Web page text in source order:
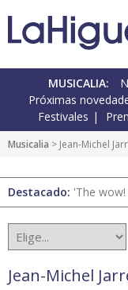
MUSICALIA:
Próximas
Festivales
Musicalia > Jean-Michel
Destacado: 'The
Jean-Michel